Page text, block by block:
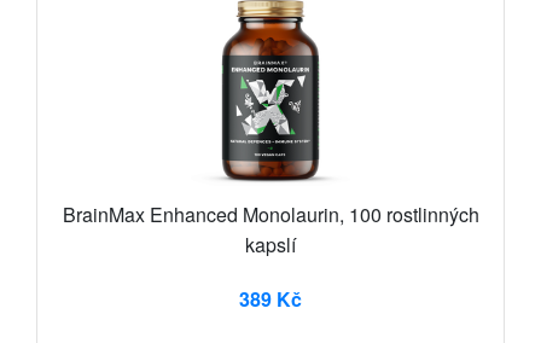
BrainMax Enhanced Monolaurin, 100 rostlinných
kapslí
389 Kč